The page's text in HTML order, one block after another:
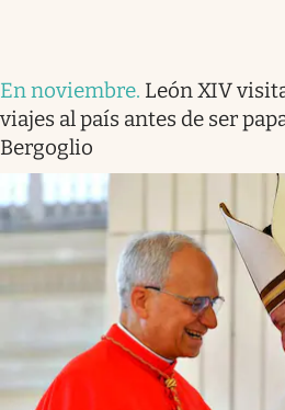
En noviembre. León XIV
viajes al país antes de ser
Bergoglio